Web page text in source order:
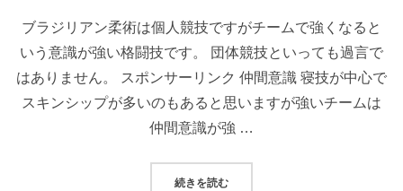
ブラジリアン柔術は個人競技ですがチームで強くなると
いう意識が強い格闘技です。 団体競技といっても過言で
はありません。 スポンサーリンク 仲間意識 寝技が中心で
スキンシップが多いのもあると思いますが強いチームは
仲間意識が強 …
続きを読む“ブラジリアン柔術はチームスポー